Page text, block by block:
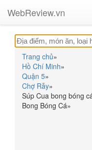
WebReview.vn
Trang chủ»
Hồ Chí Minh»
Quận 5»
Chợ Rẫy»
Súp Cua bong bóng
Bong Bóng Cá»